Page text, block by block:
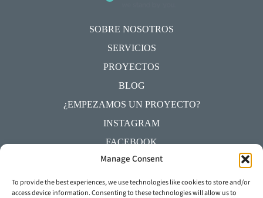
Manage Consent
To provide the best experiences, we use technologies like cookies to store and/or
access device information. Consenting to these technologies will allow us to
SOBRE NOSOTROS
SERVICIOS
PROYECTOS
BLOG
¿EMPEZAMOS UN PROYECTO?
INSTAGRAM
FACEBOOK
YOUTUBE
LINKEDIN